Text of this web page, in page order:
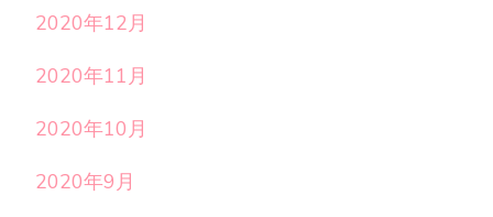
2020年12月
2020年11月
2020年10月
2020年9月